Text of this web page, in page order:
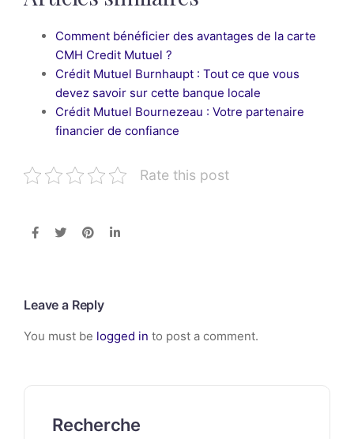
Comment bénéficier des avantages de la carte
CMH Credit Mutuel ?
Crédit Mutuel Burnhaupt : Tout ce que vous
devez savoir sur cette banque locale
Crédit Mutuel Bournezeau : Votre partenaire
financier de confiance
Rate this post
Leave a Reply
You must be logged in to post a comment.
Recherche